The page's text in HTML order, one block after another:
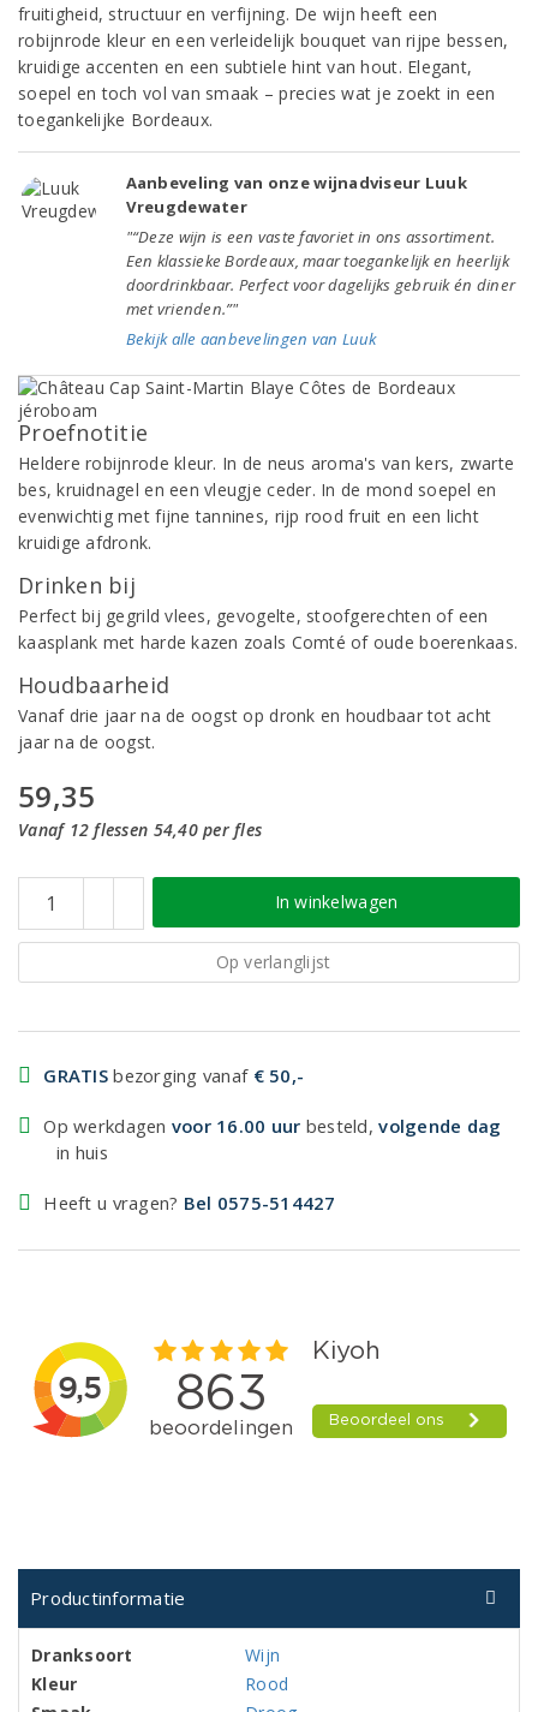
fruitigheid, structuur en verfijning. De wijn heeft een
robijnrode kleur en een verleidelijk bouquet van rijpe bessen,
kruidige accenten en een subtiele hint van hout. Elegant,
soepel en toch vol van smaak – precies wat je zoekt in een
toegankelijke Bordeaux.
Aanbeveling van onze wijnadviseur Luuk
Vreugdewater
"“Deze wijn is een vaste favoriet in ons assortiment.
Een klassieke Bordeaux, maar toegankelijk en heerlijk
doordrinkbaar. Perfect voor dagelijks gebruik én diner
met vrienden.”"
Bekijk alle aanbevelingen van Luuk
Proefnotitie
Heldere robijnrode kleur. In de neus aroma's van kers, zwarte
bes, kruidnagel en een vleugje ceder. In de mond soepel en
evenwichtig met fijne tannines, rijp rood fruit en een licht
kruidige afdronk.
Drinken bij
Perfect bij gegrild vlees, gevogelte, stoofgerechten of een
kaasplank met harde kazen zoals Comté of oude boerenkaas.
Houdbaarheid
Vanaf drie jaar na de oogst op dronk en houdbaar tot acht
jaar na de oogst.
59,35
Vanaf 12 flessen 54,40 per fles
In winkelwagen
Op verlanglijst
GRATIS bezorging vanaf € 50,-
Op werkdagen voor 16.00 uur besteld,volgende dag
in huis
Heeft u vragen? Bel 0575-514427
Productinformatie
Dranksoort
Wijn
Kleur
Rood